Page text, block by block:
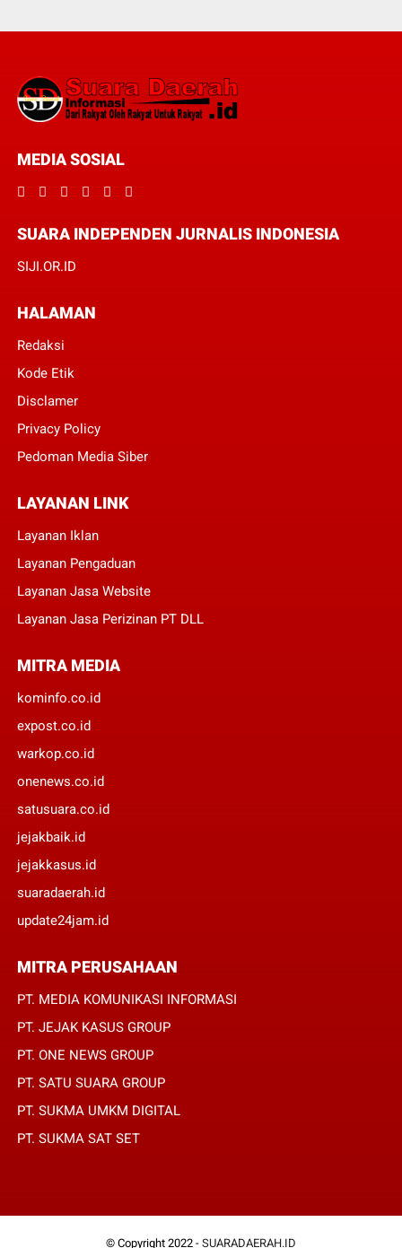
MEDIA SOSIAL
SUARA INDEPENDEN JURNALIS INDONESIA
SIJI.OR.ID
HALAMAN
Redaksi
Kode Etik
Disclamer
Privacy Policy
Pedoman Media Siber
LAYANAN LINK
Layanan Iklan
Layanan Pengaduan
Layanan Jasa Website
Layanan Jasa Perizinan PT DLL
MITRA MEDIA
kominfo.co.id
expost.co.id
warkop.co.id
onenews.co.id
satusuara.co.id
jejakbaik.id
jejakkasus.id
suaradaerah.id
update24jam.id
MITRA PERUSAHAAN
PT. MEDIA KOMUNIKASI INFORMASI
PT. JEJAK KASUS GROUP
PT. ONE NEWS GROUP
PT. SATU SUARA GROUP
PT. SUKMA UMKM DIGITAL
PT. SUKMA SAT SET
© Copyright 2022 - SUARADAERAH.ID